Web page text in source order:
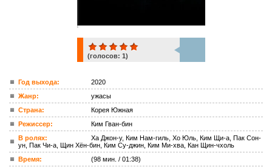
ком.
(голосов: 1)
Год выхода:
2020
Жанр:
ужасы
Страна:
Корея Южная
Режиссер:
Ким Гван-бин
В ролях:
Ха Джон-у, Ким Нам-гиль, Хо Юль, Ким Щи-а, Пак Сон-
ун, Пак Чи-а, Щин Хён-бин, Ким Су-джин, Ким Ми-хва, Кан Щин-чхоль
Время:
(98 мин. / 01:38)